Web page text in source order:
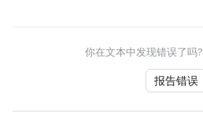
你在文本中发现错误了吗
报告错误